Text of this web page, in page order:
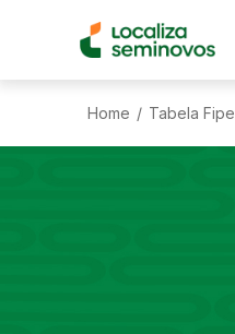
Home / Tabela Fipe